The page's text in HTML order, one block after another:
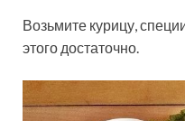
Возьмите курицу,
этого достаточно.